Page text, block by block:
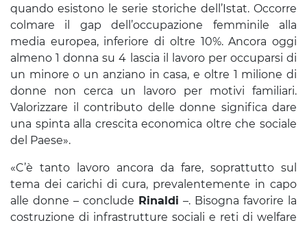
quando esistono le serie storiche dell’Istat. Occorre
colmare il gap dell’occupazione femminile alla
media europea, inferiore di oltre 10%. Ancora oggi
almeno 1 donna su 4 lascia il lavoro per occuparsi di
un minore o un anziano in casa, e oltre 1 milione di
donne non cerca un lavoro per motivi familiari.
Valorizzare il contributo delle donne significa dare
una spinta alla crescita economica oltre che sociale
del Paese».
«C’è tanto lavoro ancora da fare, soprattutto sul
tema dei carichi di cura, prevalentemente in capo
alle donne – conclude Rinaldi –. Bisogna favorire la
costruzione di infrastrutture sociali e reti di welfare